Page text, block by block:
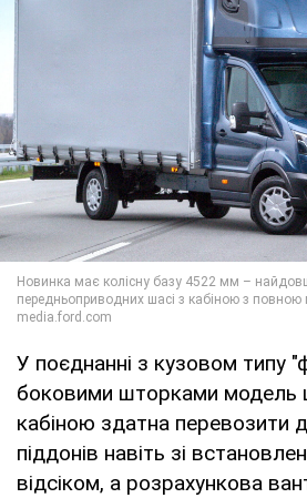
У поєднанні з кузовом типу
боковими шторками модель
кабіною здатна перевозити
піддонів навіть зі
відсіком, а розрахункова